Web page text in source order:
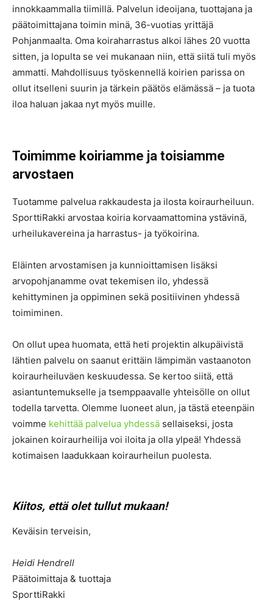
innokkaammalla tiimillä. Palvelun ideoijana, tuottajana ja
päätoimittajana toimin minä, 36-vuotias yrittäjä
Pohjanmaalta. Oma koiraharrastus alkoi lähes 20 vuotta
sitten, ja lopulta se vei mukanaan niin, että siitä tuli myös
ammatti. Mahdollisuus työskennellä koirien parissa on
ollut itselleni suurin ja tärkein päätös elämässä – ja tuota
iloa haluan jakaa nyt myös muille.
Toimimme koiriamme ja toisiamme
arvostaen
Tuotamme palvelua rakkaudesta ja ilosta koiraurheiluun.
SporttiRakki arvostaa koiria korvaamattomina ystävinä,
urheilukavereina ja harrastus- ja työkoirina.
Eläinten arvostamisen ja kunnioittamisen lisäksi
arvopohjanamme ovat tekemisen ilo, yhdessä
kehittyminen ja oppiminen sekä positiivinen yhdessä
toimiminen.
On ollut upea huomata, että heti projektin alkupäivistä
lähtien palvelu on saanut erittäin lämpimän vastaanoton
koiraurheiluväen keskuudessa. Se kertoo siitä, että
asiantuntemukselle ja tsemppaavalle yhteisölle on ollut
todella tarvetta. Olemme luoneet alun, ja tästä eteenpäin
voimme kehittää palvelua yhdessä sellaiseksi, josta
jokainen koiraurheilija voi iloita ja olla ylpeä! Yhdessä
kotimaisen laadukkaan koiraurheilun puolesta.
Kiitos, että olet tullut mukaan!
Keväisin terveisin,
Heidi Hendrell
Päätoimittaja & tuottaja
SporttiRakki